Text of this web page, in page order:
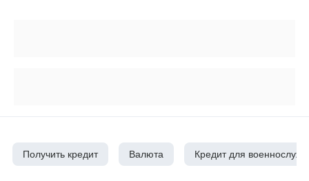
Получить кредит Валюта Кредит для